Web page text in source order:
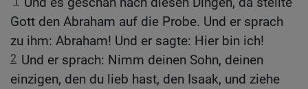
Gott den Abraham auf die Probe. Und er sprach
zu ihm: Abraham! Und er sagte: Hier bin ich!
2 Und er sprach: Nimm deinen Sohn, deinen
einzigen, den du lieb hast, den Isaak, und ziehe